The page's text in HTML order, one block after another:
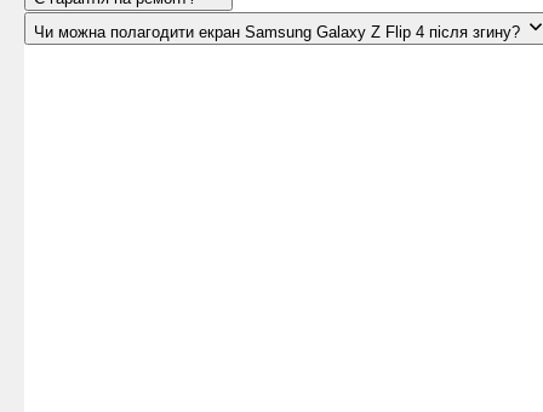
Чи можна полагодити екран Samsung Galaxy Z Flip 4 після згину?